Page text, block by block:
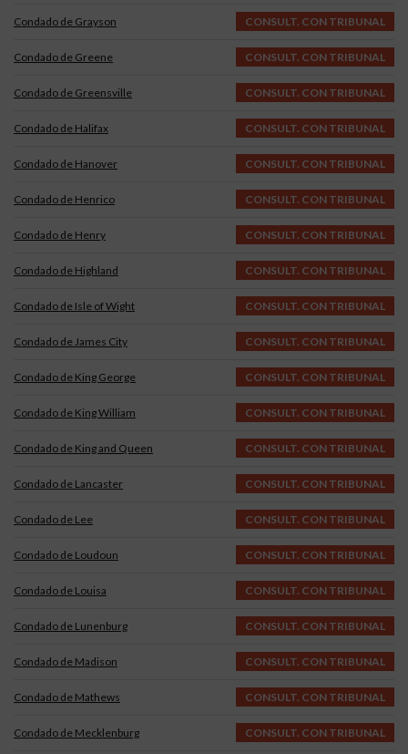
Condado de Grayson CONSULT. CON TRIBUNAL
Condado de Greene CONSULT. CON TRIBUNAL
Condado de Greensville CONSULT. CON TRIBUNAL
Condado de Halifax CONSULT. CON TRIBUNAL
Condado de Hanover CONSULT. CON TRIBUNAL
Condado de Henrico CONSULT. CON TRIBUNAL
Condado de Henry CONSULT. CON TRIBUNAL
Condado de Highland CONSULT. CON TRIBUNAL
Condado de Isle of Wight CONSULT. CON TRIBUNAL
Condado de James City CONSULT. CON TRIBUNAL
Condado de King George CONSULT. CON TRIBUNAL
Condado de King William CONSULT. CON TRIBUNAL
Condado de King and Queen CONSULT. CON TRIBUNAL
Condado de Lancaster CONSULT. CON TRIBUNAL
Condado de Lee CONSULT. CON TRIBUNAL
Condado de Loudoun CONSULT. CON TRIBUNAL
Condado de Louisa CONSULT. CON TRIBUNAL
Condado de Lunenburg CONSULT. CON TRIBUNAL
Condado de Madison CONSULT. CON TRIBUNAL
Condado de Mathews CONSULT. CON TRIBUNAL
Condado de Mecklenburg CONSULT. CON TRIBUNAL